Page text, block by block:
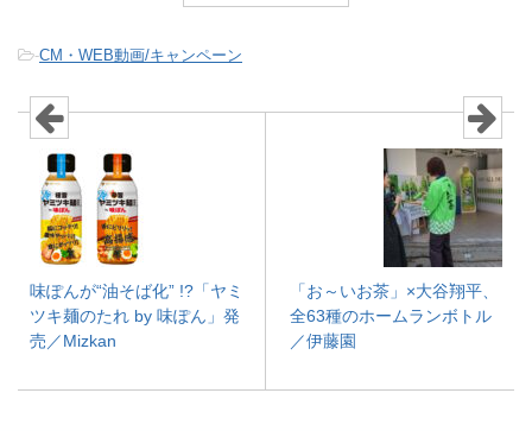
-CM・WEB動画/キャンペーン
味ぽんが“油そば化” !?「ヤミ
ツキ麺のたれ by 味ぽん」発
売／Mizkan
「お～いお茶」×大谷翔平、
全63種のホームランボトル
／伊藤園